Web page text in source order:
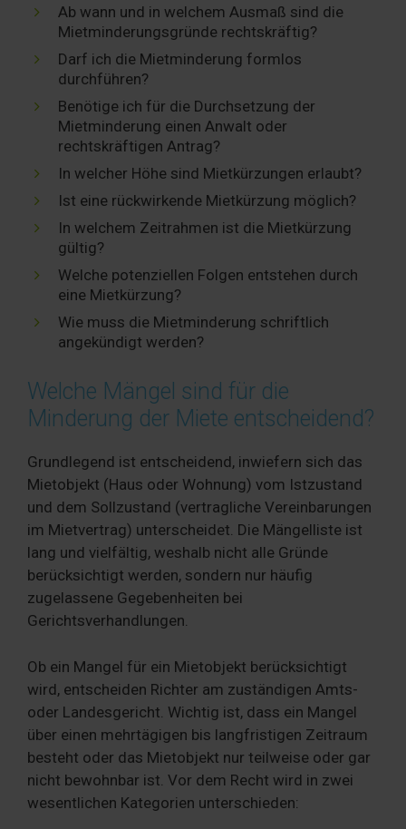
Ab wann und in welchem Ausmaß sind die
Mietminderungsgründe rechtskräftig?
Darf ich die Mietminderung formlos
durchführen?
Benötige ich für die Durchsetzung der
Mietminderung einen Anwalt oder
rechtskräftigen Antrag?
In welcher Höhe sind Mietkürzungen erlaubt?
Ist eine rückwirkende Mietkürzung möglich?
In welchem Zeitrahmen ist die Mietkürzung
gültig?
Welche potenziellen Folgen entstehen durch
eine Mietkürzung?
Wie muss die Mietminderung schriftlich
angekündigt werden?
Welche Mängel sind für die
Minderung der Miete entscheidend?
Grundlegend ist entscheidend, inwiefern sich das
Mietobjekt (Haus oder Wohnung) vom Istzustand
und dem Sollzustand (vertragliche Vereinbarungen
im Mietvertrag) unterscheidet. Die Mängelliste ist
lang und vielfältig, weshalb nicht alle Gründe
berücksichtigt werden, sondern nur häufig
zugelassene Gegebenheiten bei
Gerichtsverhandlungen.
Ob ein Mangel für ein Mietobjekt berücksichtigt
wird, entscheiden Richter am zuständigen Amts-
oder Landesgericht. Wichtig ist, dass ein Mangel
über einen mehrtägigen bis langfristigen Zeitraum
besteht oder das Mietobjekt nur teilweise oder gar
nicht bewohnbar ist. Vor dem Recht wird in zwei
wesentlichen Kategorien unterschieden: